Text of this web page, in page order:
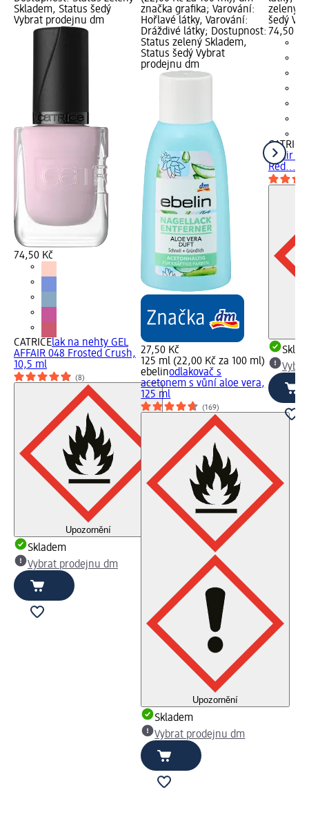
Skladem, Status šedý
Vybrat prodejnu dm
74,50 Kč
CATRICElak na nehty GEL
AFFAIR 048 Frosted Crush,
10,5 ml
(8)
Upozornění
Skladem
Vybrat prodejnu dm
značka grafika; Varování:
Hořlavé látky, Varování:
Dráždivé látky; Dostupnost:
Status zelený Skladem,
Status šedý Vybrat
prodejnu dm
27,50 Kč
125 ml (22,00 Kč za 100 ml)
ebelinodlakovač s
acetonem s vůní aloe vera,
125 ml
(169)
Upozornění
Skladem
Vybrat prodejnu dm
zelený
šedý
74,50 Kč
CATRICE
Affair
Red...,